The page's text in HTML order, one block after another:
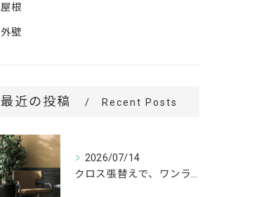
屋根
外壁
最近の投稿 Recent Posts
2026/07/14
クロス張替えで、ワンランク上の空間へ。